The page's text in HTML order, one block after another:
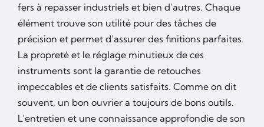
fers à repasser industriels et bien d’autres. Chaque
élément trouve son utilité pour des tâches de
précision et permet d’assurer des finitions parfaites.
La propreté et le réglage minutieux de ces
instruments sont la garantie de retouches
impeccables et de clients satisfaits. Comme on dit
souvent, un bon ouvrier a toujours de bons outils.
L’entretien et une connaissance approfondie de son